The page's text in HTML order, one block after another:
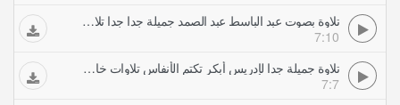
تلاوة بصوت عبد الباسط عبد الصمد جميلة جدا جدا تلاوات خاشعة
7:10
تلاوة جميلة جدا لإدريس أبكر تكتم الأنفاس تلاوات خاشعة
7:7